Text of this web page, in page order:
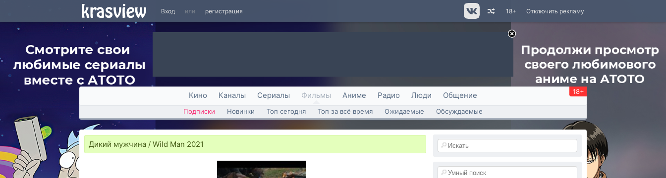
Вход или регистрация Отключить рекламу
18+
Кино Каналы Сериалы Фильмы Аниме Радио Люди Общение 18+
Подписки Новинки Топ сегодня Топ за всё время Ожидаемые Обсуждаемые
Дикий мужчина / Wild Man 2021